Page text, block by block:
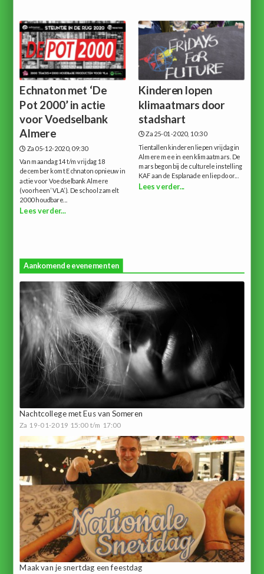
Echnaton met ‘De
Pot 2000’ in actie
voor Voedselbank
Almere
Za 05-12-2020, 09:30
Van maandag 14 t/m vrijdag 18
december komt Echnaton opnieuw in
actie voor Voedselbank Almere
(voorheen ‘VLA’). De school zamelt
2000 houdbare...
Lees verder...
Kinderen lopen
klimaatmars door
stadshart
Za 25-01-2020, 10:30
Tientallen kinderen liepen vrijdag in
Almere mee in een klimaatmars. De
mars begon bij de culturele instelling
KAF aan de Esplanade en liep door...
Lees verder...
Aankomende evenementen
Nachtcollege met Eus van Someren
Za 19-01-2019 15:00 t/m 17:00
Maak van je snertdag een feestdag